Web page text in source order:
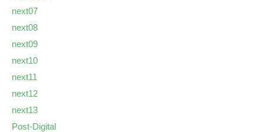
next07
next08
next09
next10
next11
next12
next13
Post-Digital